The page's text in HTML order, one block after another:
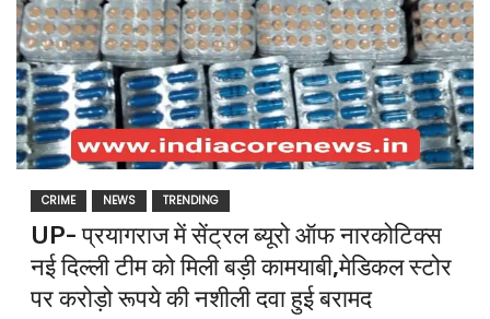
CRIME NEWS TRENDING
UP- प्रयागराज में सेंट्रल ब्यूरो ऑफ नारकोटिक्स
नई दिल्ली टीम को मिली बड़ी कामयाबी,मेडिकल स्टोर
पर करोड़ो रूपये की नशीली दवा हुई बरामद